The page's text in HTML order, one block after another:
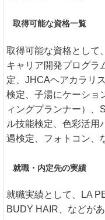
取得可能な資格一覧
取得可能な資格として
キャリア開発プログラ
定、JHCAヘアカラリ
検定、子湯にケーショ
ィングプランナー）、
ル技能検定、色彩活用
遇検定、フォトコン、
就職・内定先の実績
就職実績として、LA
BUDY HAIR、などがあ